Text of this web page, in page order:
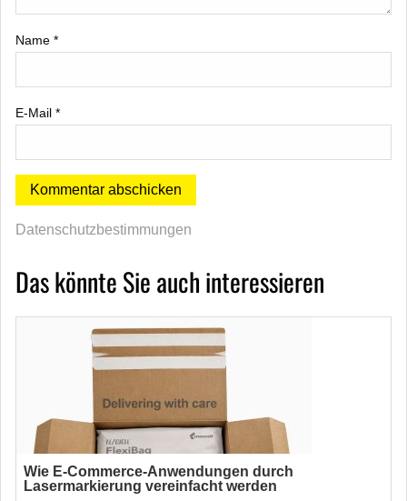
Name *
E-Mail *
Datenschutzbestimmungen
Das könnte Sie auch interessieren
Wie E-Commerce-Anwendungen durch
Lasermarkierung vereinfacht werden